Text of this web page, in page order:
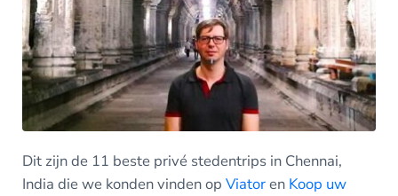
Dit zijn de 11 beste privé stedentrips in Chennai,
India die we konden vinden op Viatoren Koop uw